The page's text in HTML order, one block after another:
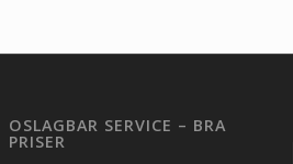
OSLAGBAR SERVICE – BRA
PRISER